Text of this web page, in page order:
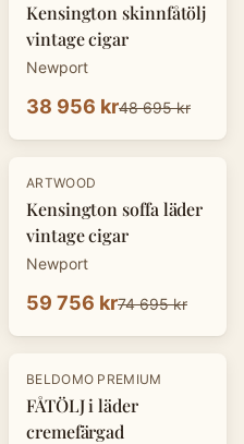
Kensington skinnfåtölj
vintage cigar
Newport
38 956 kr48 695 kr
-20%
ARTWOOD
Kensington soffa läder
vintage cigar
Newport
59 756 kr74 695 kr
-30 %
BELDOMO PREMIUM
FÅTÖLJ i läder
cremefärgad